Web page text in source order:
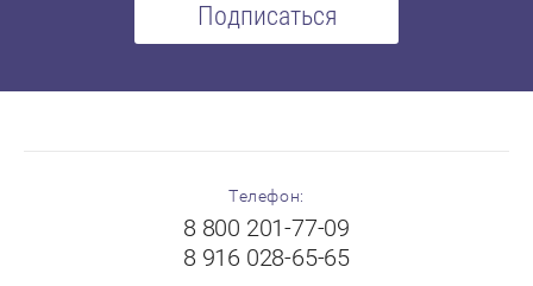
Подписаться
Телефон:
8 800 201-77-09
8 916 028-65-65